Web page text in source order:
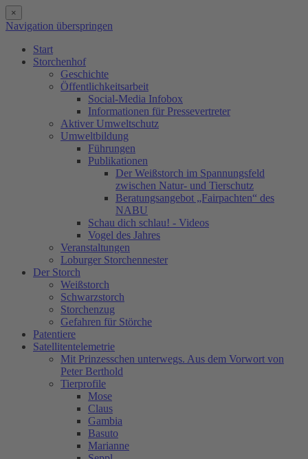
×
Navigation überspringen
Start
Storchenhof
Geschichte
Öffentlichkeitsarbeit
Social-Media Infobox
Informationen für Pressevertreter
Aktiver Umweltschutz
Umweltbildung
Führungen
Publikationen
Der Weißstorch im Spannungsfeld
zwischen Natur- und Tierschutz
Beratungsangebot „Fairpachten“ des
NABU
Schau dich schlau! - Videos
Vogel des Jahres
Veranstaltungen
Loburger Storchennester
Der Storch
Weißstorch
Schwarzstorch
Storchenzug
Gefahren für Störche
Patentiere
Satellitentelemetrie
Mit Prinzesschen unterwegs. Aus dem Vorwort von
Peter Berthold
Tierprofile
Mose
Claus
Gambia
Basuto
Marianne